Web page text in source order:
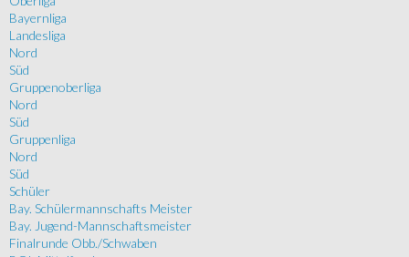
Bayernliga
Landesliga
Nord
Süd
Gruppenoberliga
Nord
Süd
Gruppenliga
Nord
Süd
Schüler
Bay. Schülermannschafts Meister
Bay. Jugend-Mannschaftsmeister
Finalrunde Obb./Schwaben